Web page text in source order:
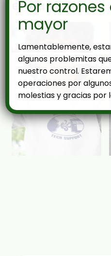
encantar
Por
mayor
Lamentablemente,
algunos problemitas
nuestro control.
operaciones por
molestias y gracias por